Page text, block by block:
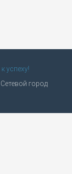
к успеху!
Сетевой город